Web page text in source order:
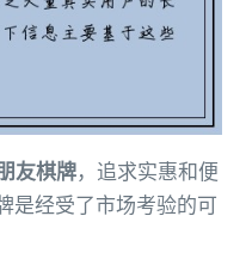
友棋牌，追求实惠和便
是经受了市场考验的可